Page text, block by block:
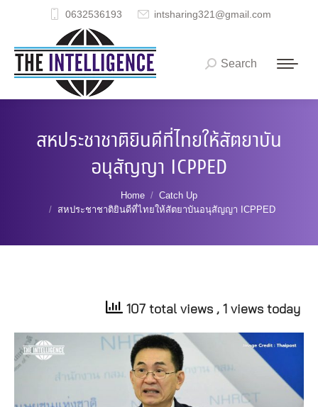
0632536193 intsharing321@gmail.com
Search:
Search
สหประชาชาติยินดีที่ไทยให้สัตยาบัน
อนุสัญญา ICPPED
Home
Catch Up
สหประชาชาติยินดีที่ไทยให้สัตยาบันอนุสัญญา ICPPED
107 total views , 1 views today